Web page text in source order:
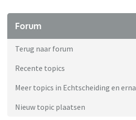
Forum
Terug naar forum
Recente topics
Meer topics in Echtscheiding en erna
Nieuw topic plaatsen